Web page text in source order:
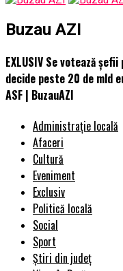
Buzau AZI
EXLUSIV Se votează
decide peste 20 de mld
ASF | BuzauAZI
Administrație locală
Afaceri
Cultură
Eveniment
Exclusiv
Politică locală
Social
Sport
Știri din județ